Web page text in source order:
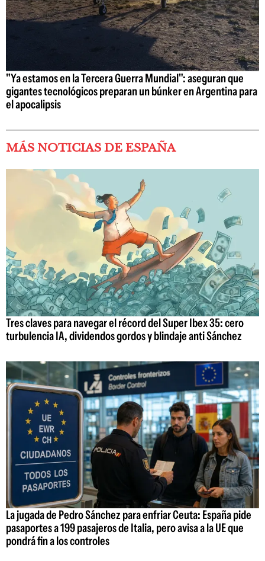
"Ya estamos en la Tercera Guerra Mundial": aseguran que
gigantes tecnológicos preparan un búnker en Argentina para
el apocalipsis
MÁS NOTICIAS DE ESPAÑA
Tres claves para navegar el récord del Super Ibex 35: cero
turbulencia IA, dividendos gordos y blindaje anti Sánchez
La jugada de Pedro Sánchez para enfriar Ceuta: España pide
pasaportes a 199 pasajeros de Italia, pero avisa a la UE que
pondrá fin a los controles